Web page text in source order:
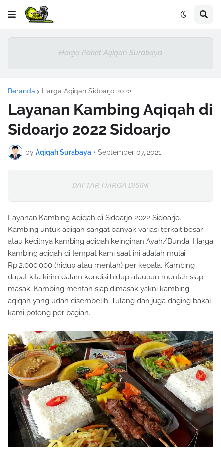
Harga Paket Aqiqah Surabaya
Beranda Harga Aqiqah Sidoarjo 2022
Layanan Kambing Aqiqah di
Sidoarjo 2022 Sidoarjo
by Aqiqah Surabaya • September 07, 2021
DAFTAR HARGA DISINI
Layanan Kambing Aqiqah di Sidoarjo 2022 Sidoarjo.
Kambing untuk aqiqah sangat banyak variasi terkait besar
atau kecilnya kambing aqiqah keinginan Ayah/Bunda. Harga
kambing aqiqah di tempat kami saat ini adalah mulai
Rp.2.000.000 (hidup atau mentah) per kepala. Kambing
dapat kita kirim dalam kondisi hidup ataupun mentah siap
masak. Kambing mentah siap dimasak yakni kambing
aqiqah yang udah disembelih. Tulang dan juga daging bakal
kami potong per bagian.